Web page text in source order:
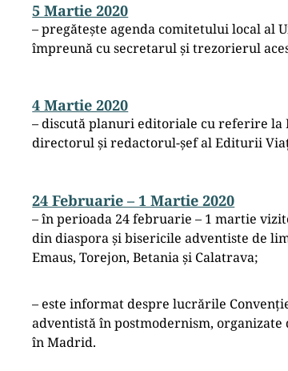
5 Martie 2020
– pregătește agenda comitetului local al
împreună cu secretarul și trezorierul
4 Martie 2020
– discută planuri editoriale cu referire la
directorul și redactorul-șef al Editurii
24 Februarie – 1 Martie 2020
– în perioada 24 februarie – 1 martie
din diaspora și bisericile adventiste de
Emaus, Torejon, Betania și Calatrava;
– este informat despre lucrările
adventistă în postmodernism, organizate
în Madrid.